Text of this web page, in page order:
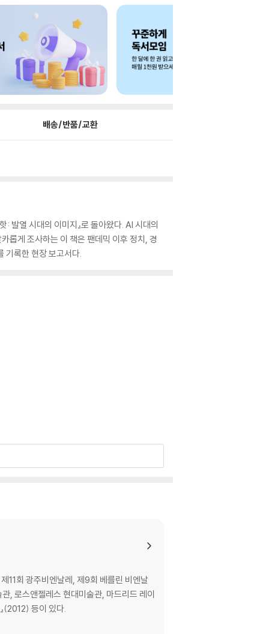
배송/반품/교환
발열 시대의 이미지』로 돌아왔다. AI 시대의
롭게 조사하는 이 책은 팬데믹 이후 정치, 경
기록한 현장 보고서다.
11회 광주비엔날레, 제9회 베를린 비엔날
, 로스앤젤레스 현대미술관, 마드리드 레이
(2012) 등이 있다.